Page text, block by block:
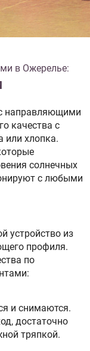
в Ожерелье:
направляющими
качества с
или хлопка.
солнечных
с любыми
устройство из
профиля.
по
и снимаются.
достаточно
тряпкой.